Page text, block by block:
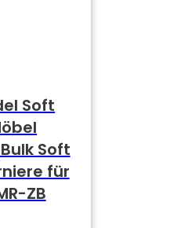
Soft
Soft
für
ZB